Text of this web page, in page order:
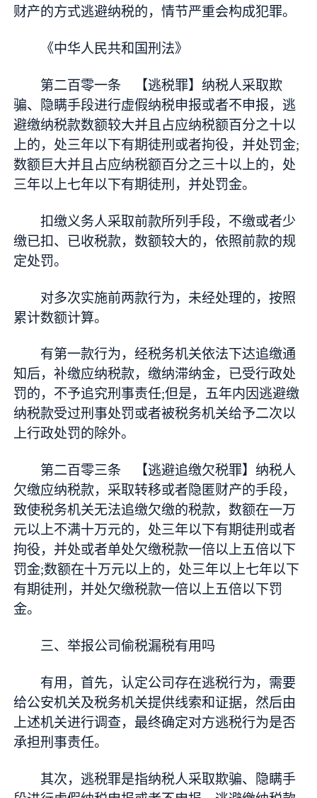
财产的方式逃避纳税的，情节严重会构成犯罪。
《中华人民共和国刑法》
第二百零一条 【逃税罪】纳税人采取欺
骗、隐瞒手段进行虚假纳税申报或者不申报，逃
避缴纳税款数额较大并且占应纳税额百分之十以
上的，处三年以下有期徒刑或者拘役，并处罚金;
数额巨大并且占应纳税额百分之三十以上的，处
三年以上七年以下有期徒刑，并处罚金。
扣缴义务人采取前款所列手段，不缴或者少
缴已扣、已收税款，数额较大的，依照前款的规
定处罚。
对多次实施前两款行为，未经处理的，按照
累计数额计算。
有第一款行为，经税务机关依法下达追缴通
知后，补缴应纳税款，缴纳滞纳金，已受行政处
罚的，不予追究刑事责任;但是，五年内因逃避缴
纳税款受过刑事处罚或者被税务机关给予二次以
上行政处罚的除外。
第二百零三条 【逃避追缴欠税罪】纳税人
欠缴应纳税款，采取转移或者隐匿财产的手段，
致使税务机关无法追缴欠缴的税款，数额在一万
元以上不满十万元的，处三年以下有期徒刑或者
拘役，并处或者单处欠缴税款一倍以上五倍以下
罚金;数额在十万元以上的，处三年以上七年以下
有期徒刑，并处欠缴税款一倍以上五倍以下罚
金。
三、举报公司偷税漏税有用吗
有用，首先，认定公司存在逃税行为，需要
给公安机关及税务机关提供线索和证据，然后由
上述机关进行调查，最终确定对方逃税行为是否
承担刑事责任。
其次，逃税罪是指纳税人采取欺骗、隐瞒手